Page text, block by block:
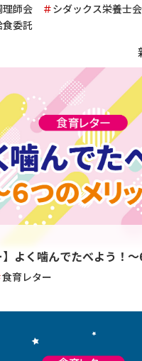
理師会
シダックス栄養士会
食委託
】よく噛んでたべよう！
食育レター